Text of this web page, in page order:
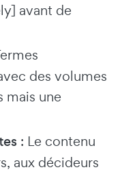
avant de
des volumes
mais une
: Le contenu
aux décideurs